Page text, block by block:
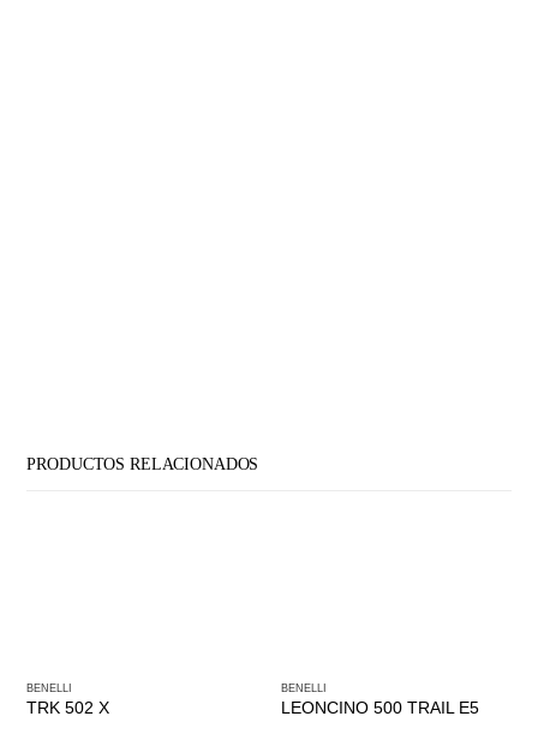
PRODUCTOS RELACIONADOS
BENELLI
TRK 502 X
BENELLI
LEONCINO 500 TRAIL E5